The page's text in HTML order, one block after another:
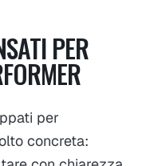
PER
per
concreta: